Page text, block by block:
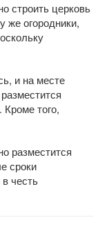
строить церковь
же огородники,
и на месте
того,
разместится
сроки
честь